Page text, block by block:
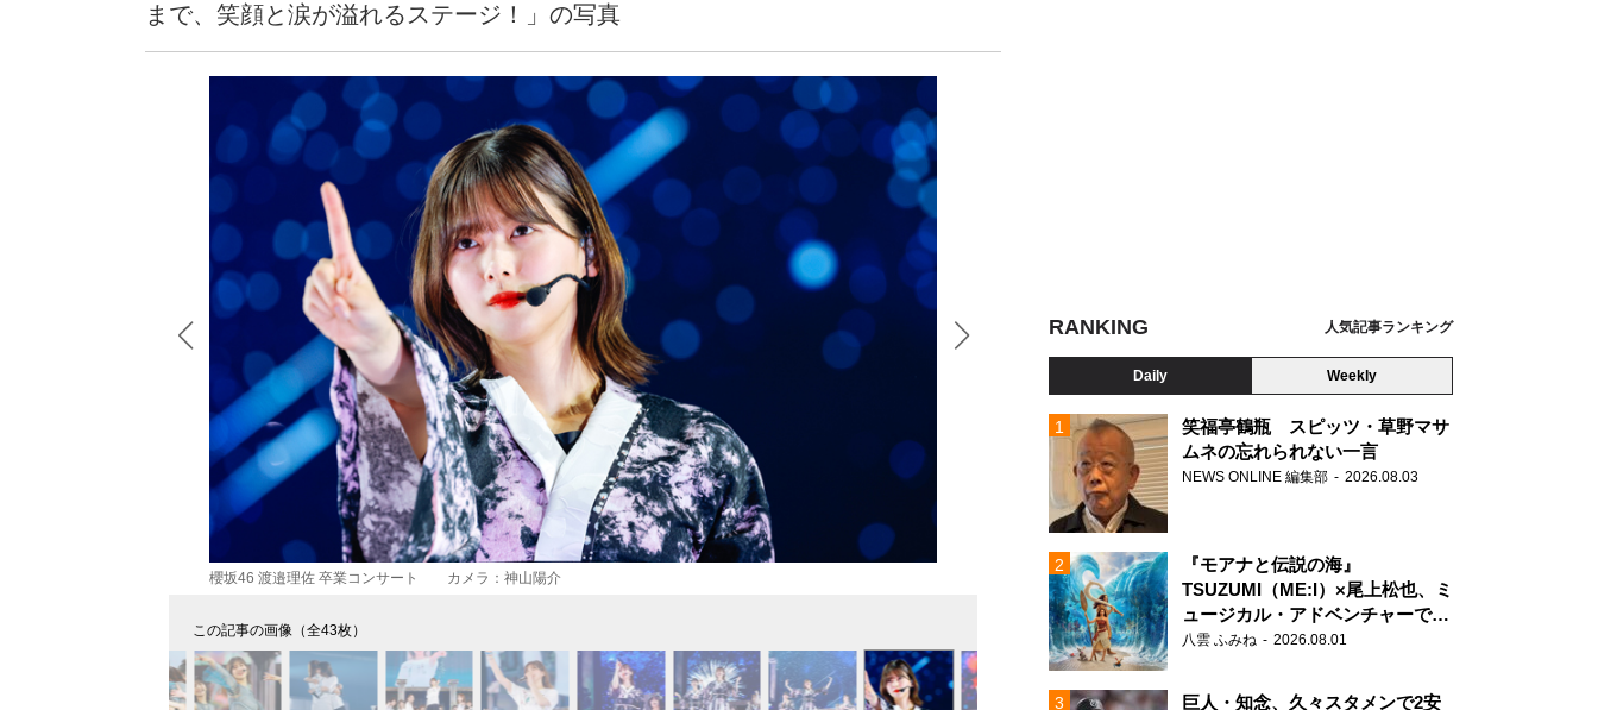
まで、笑顔と涙が溢れるステージ！」の写真
櫻坂46 渡邉理佐 卒業コンサート カメラ：神山陽介 櫻坂46 渡邉理佐 卒業コンサート カメラ：神山陽介
この記事の画像（全43枚）
RANKING 人気記事ランキング
Daily Weekly
笑福亭鶴瓶 スピッツ・草野マサ
ムネの忘れられない一言
NEWS ONLINE 編集部 2026.08.03
『モアナと伝説の海』
TSUZUMI（ME:I）×尾上松也、ミ
ュージカル・アドベンチャーで美
声を響かせる
八雲 ふみね 2026.08.01
巨人・知念、久々スタメンで2安